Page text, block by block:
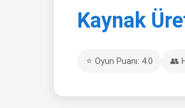
Kaynak
⭐ Oyun Puanı: 4.0 👥